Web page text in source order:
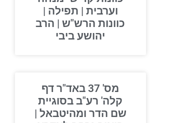
וערבית | תפילה |
כוונות הרש"ש | הרב
יהושע ביבי
מס' 37 באד"ר דף
קלה' רע"ב בסוגיית
שם הדר ומהיטבאל |